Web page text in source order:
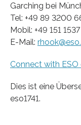
Garching bei
Tel: +49 89 3200
Mobil: +49 151
E-Mail:
Connect with
Dies ist eine
eso1741.